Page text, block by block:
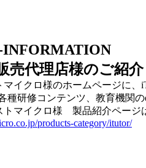
INFORMATION
売代理店様のご紹介
イクロ様のホームページに、
種研修コンテンツ、教育機関
トマイクロ様 製品紹介ページ
products-category/itutor/